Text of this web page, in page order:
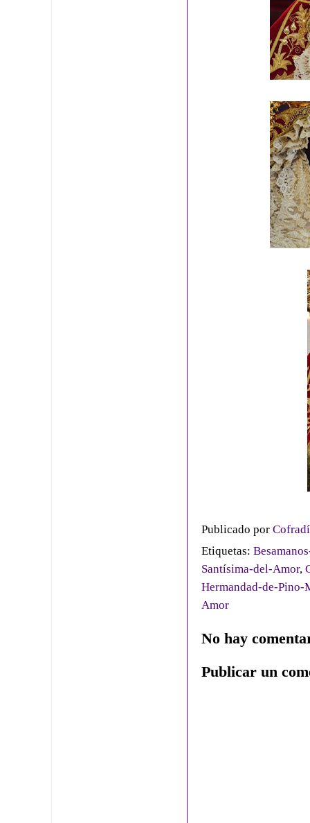
Publicado por
Etiquetas:
Santísima-del-Amor,
Hermandad-de-Pino-
Amor
No hay
Publicar un